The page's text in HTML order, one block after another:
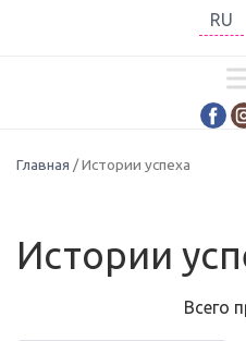
RU
Главная / Истории успеха
Истории
Всего